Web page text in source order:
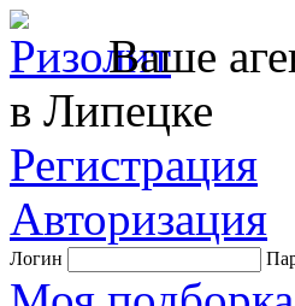
Ваше
в Липецке
Регистрация
Авторизация
Логин